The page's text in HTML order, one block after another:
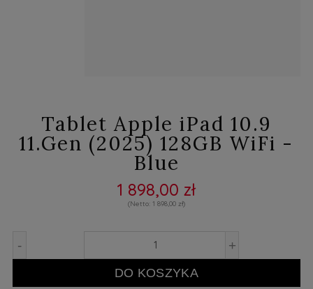
Tablet Apple iPad 10.9
11.Gen (2025) 128GB WiFi -
Blue
1 898,00 zł
1 898,00 zł
- +
DO KOSZYKA